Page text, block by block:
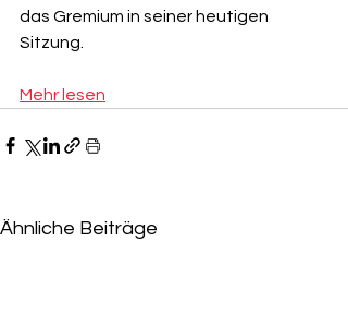
das Gremium in seiner heutigen
Sitzung.
Mehr lesen
Ähnliche Beiträge